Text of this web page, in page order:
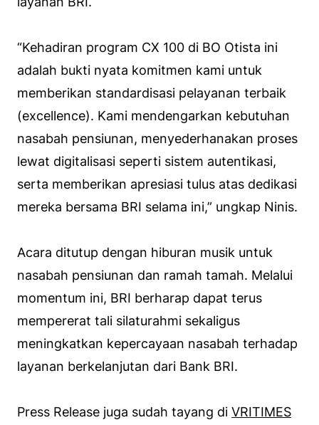
“Kehadiran program CX 100 di BO Otista ini
adalah bukti nyata komitmen kami untuk
memberikan standardisasi pelayanan terbaik
(excellence). Kami mendengarkan kebutuhan
nasabah pensiunan, menyederhanakan proses
lewat digitalisasi seperti sistem autentikasi,
serta memberikan apresiasi tulus atas dedikasi
mereka bersama BRI selama ini,” ungkap Ninis.
Acara ditutup dengan hiburan musik untuk
nasabah pensiunan dan ramah tamah. Melalui
momentum ini, BRI berharap dapat terus
mempererat tali silaturahmi sekaligus
meningkatkan kepercayaan nasabah terhadap
layanan berkelanjutan dari Bank BRI.
Press Release juga sudah tayang di VRITIMES